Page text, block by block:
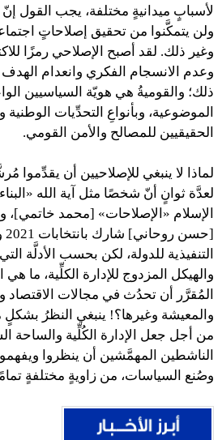
لأسبابٍ ميدانيةٍ مختلفة، يجب القول إنّ
ولن يتمكَّنوا من تحقيق إصلاحاتٍ
وغير ذلك. لقد أصبح الإصلاحي رمزًا
وعدم الانسجام الفكري وانعدام
ذلك؛ والقوميةُ هي هويّة السياسيين
الموضوعية، وبأنواعِ التحدِّيات الوطنية
الحقيقيين للمصالح والأمن القومي.
لعدَّة ثوانٍ أنّ شخصًا مثل آية الله
الإسلام «الإصلاحات» [محمد خاتمي]،
التنفيذية للدولة، لكن بحسب الأدلَّة
والهيكل المزدوج للإدارة الكلِّية، ما هي
المُقرَّر أن تحدُث في مجالات الاقتصاد
والمعيشة وغيرها؟! ينبغي النظرُ
من أجل جعل الإدارة الكُلِّية والساحة
الناشطين المهمَّشين أن ينظروا
وصُنع السياسات، من زاويةٍ مختلفةٍ